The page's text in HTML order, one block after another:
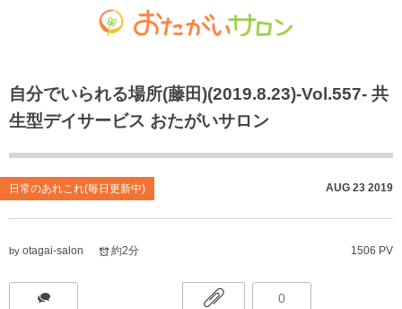
自分でいられる場所(藤田)(2019.8.23)-Vol.557- 共
生型デイサービス おたがいサロン
日常のあれこれ(毎日更新中) AUG 23 2019
by otagai-salon 1506 PV
約2分
0
お知らせ
個人情報保護方針
共生型デイサービス おたがいサロン
居宅介護支援事業
ごちゃまぜ食堂
放課後等デイサービス